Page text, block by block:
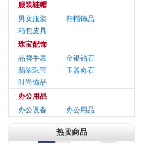
服装鞋帽
男女服装
鞋帽饰品
箱包皮具
珠宝配饰
品牌手表
金银钻石
翡翠珠宝
玉器奇石
时尚饰品
办公用品
办公设备
办公用品
热卖商品